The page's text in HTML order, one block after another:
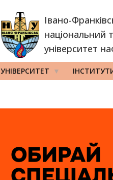
Івано-
національний
університет
УНІВЕРСИТЕТ